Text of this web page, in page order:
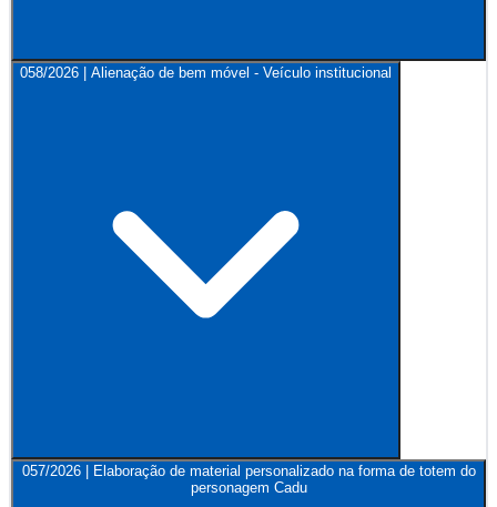
058/2026 | Alienação de bem móvel - Veículo institucional
057/2026 | Elaboração de material personalizado na forma de totem do
personagem Cadu